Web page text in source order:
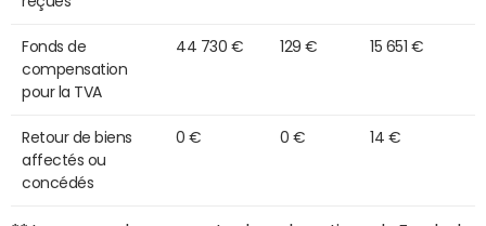
Fonds de
compensation
pour la TVA
44 730 € 129 € 15 651 €
Retour de biens
affectés ou
concédés
0 € 0 € 14 €